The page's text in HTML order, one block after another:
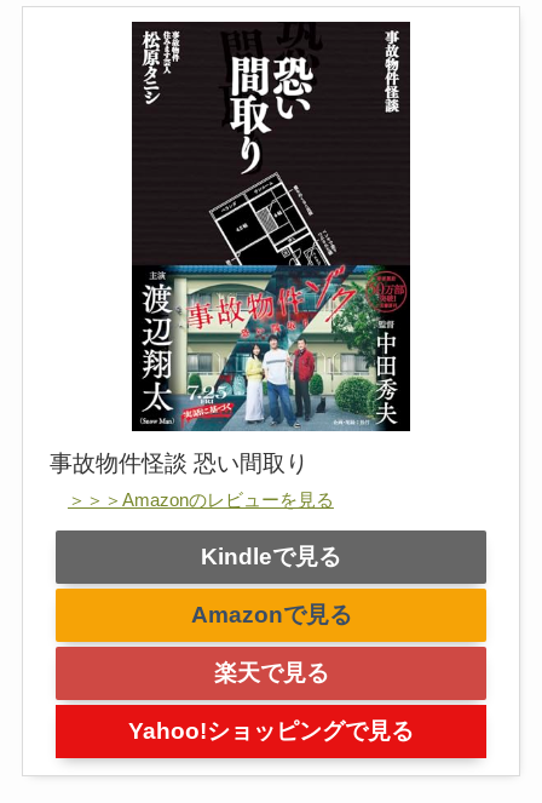
事故物件怪談 恐い間取り
＞＞＞Amazonのレビューを見る
Kindleで見る
Amazonで見る
楽天で見る
Yahoo!ショッピングで見る